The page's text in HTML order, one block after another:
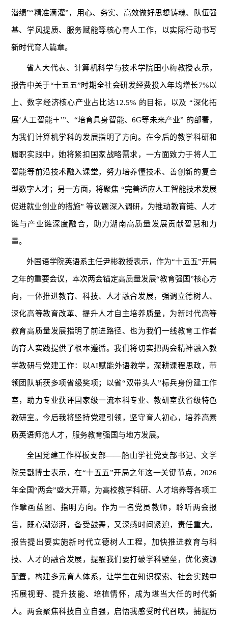
潜绩”“精准滴灌”，用心、务实、高效做好思想铸魂、队伍强
基、学风提质、服务赋能等核心育人工作，以实际行动书写
新时代育人篇章。
省人大代表、计算机科学与技术学院田小梅教授表示，
报告中关于“十五五”时期全社会研发经费投入年均增长7%以
上、数字经济核心产业占比达12.5% 的目标，以及 “深化拓
展‘人工智能＋’”、“培育具身智能、6G等未来产业” 的部署，
为我们计算机学科的发展指明了方向。在今后的教学科研和
履职实践中，她将紧扣国家战略需求，一方面致力于将人工
智能等前沿技术融入课堂，努力培养懂技术、善创新的复合
型数字人才；另一方面，将聚焦 “完善适应人工智能技术发展
促进就业创业的措施” 等议题深入调研，为推动教育链、人才
链与产业链深度融合，助力湖南高质量发展贡献智慧和力
量。
外国语学院英语系主任尹彬教授表示，作为“十五五”开局
之年的重要会议，本次两会锚定高质量发展“教育强国”核心方
向，一体推进教育、科技、人才融合发展，强调立德树人、
深化高等教育改革、提升人才自主培养质量，为新时代高等
教育高质量发展指明了前进路径、也为我们一线教育工作者
的育人实践提供了根本遵循。我们将切实把两会精神融入教
学教研与党建工作：以AI赋能外语教学，深耕课程思政，带
领团队斩获多项省级奖项；以省“双带头人”标兵身份建工作
室，助力专业获评国家级一流本科专业、教研室获省级特色
教研室。今后我将坚持党建引领，坚守育人初心，培养高素
质英语师范人才，服务教育强国与地方发展。
全国党建工作样板支部——船山学社党支部书记、文学
院吴戬博士表示，在“十五五”开局之年这一关键节点，2026
年全国“两会”盛大开幕，为高校教学科研、人才培养等各项工
作擘画蓝图、指明方向。作为一名党员教师，聆听两会报
告，既心潮澎湃，备受鼓舞，又深感时间紧迫，责任重大。
报告提出要实施新时代立德树人工程，加快推进教育与科
技、人才的融合发展，提醒我们要打破学科壁垒，优化资源
配置，构建多元育人体系，让学生在知识探索、社会实践中
拓展视野、提升技能、培植情怀，成为堪当大任的时代新
人。两会聚焦科技自立自强，启悟我感受时代召唤，捕捉历